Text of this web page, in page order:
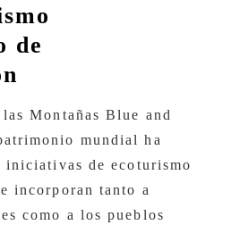
de
Montañas Blue and
mundial ha
iniciativas de ecoturismo
incorporan tanto a
como a los pueblos